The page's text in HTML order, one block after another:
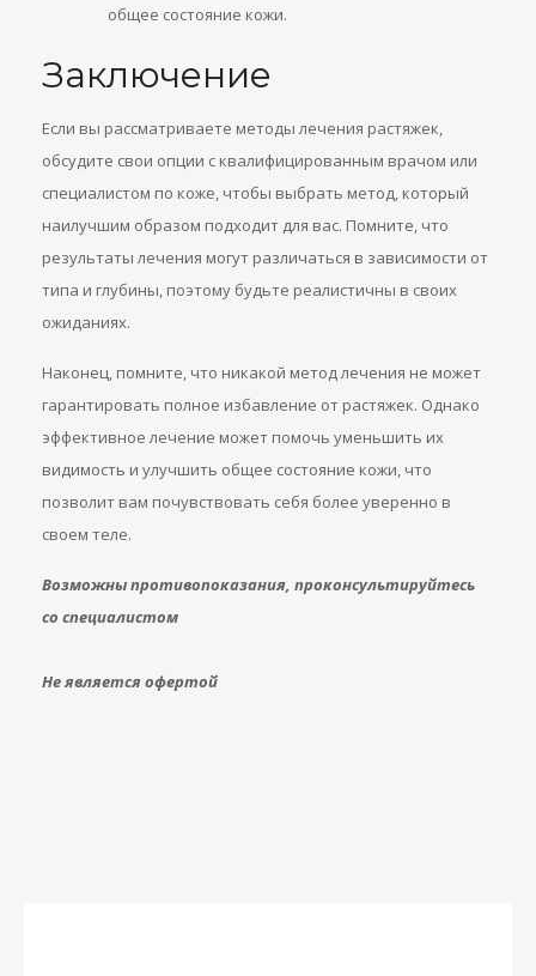
общее состояние кожи.
Заключение
Если вы рассматриваете методы лечения растяжек,
обсудите свои опции с квалифицированным врачом или
специалистом по коже, чтобы выбрать метод, который
наилучшим образом подходит для вас. Помните, что
результаты лечения могут различаться в зависимости от
типа и глубины, поэтому будьте реалистичны в своих
ожиданиях.
Наконец, помните, что никакой метод лечения не может
гарантировать полное избавление от растяжек. Однако
эффективное лечение может помочь уменьшить их
видимость и улучшить общее состояние кожи, что
позволит вам почувствовать себя более уверенно в
своем теле.
Возможны противопоказания, проконсультируйтесь
со специалистом
Не является офертой